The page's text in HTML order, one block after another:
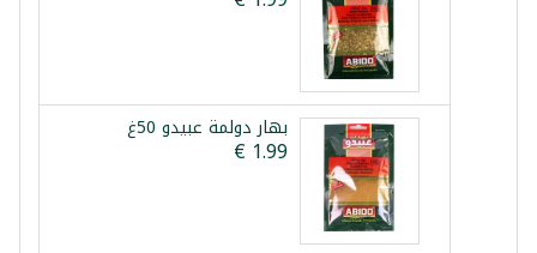
بهار دولمة عبيدو 50غ